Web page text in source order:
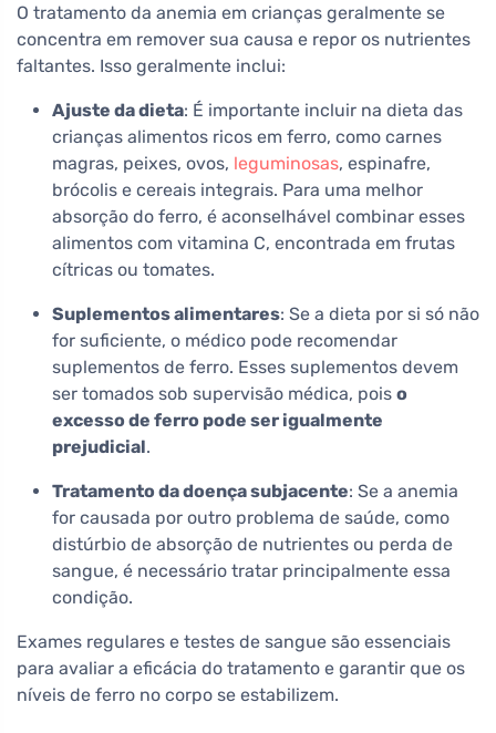
O tratamento da anemia em crianças geralmente se
concentra em remover sua causa e repor os nutrientes
faltantes. Isso geralmente inclui:
Ajuste da dieta: É importante incluir na dieta das
crianças alimentos ricos em ferro, como carnes
magras, peixes, ovos, leguminosas, espinafre,
brócolis e cereais integrais. Para uma melhor
absorção do ferro, é aconselhável combinar esses
alimentos com vitamina C, encontrada em frutas
cítricas ou tomates.
Suplementos alimentares: Se a dieta por si só não
for suficiente, o médico pode recomendar
suplementos de ferro. Esses suplementos devem
ser tomados sob supervisão médica, pois o
excesso de ferro pode ser igualmente
prejudicial.
Tratamento da doença subjacente: Se a anemia
for causada por outro problema de saúde, como
distúrbio de absorção de nutrientes ou perda de
sangue, é necessário tratar principalmente essa
condição.
Exames regulares e testes de sangue são essenciais
para avaliar a eficácia do tratamento e garantir que os
níveis de ferro no corpo se estabilizem.